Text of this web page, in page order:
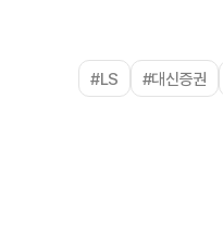
#LS #대신증권